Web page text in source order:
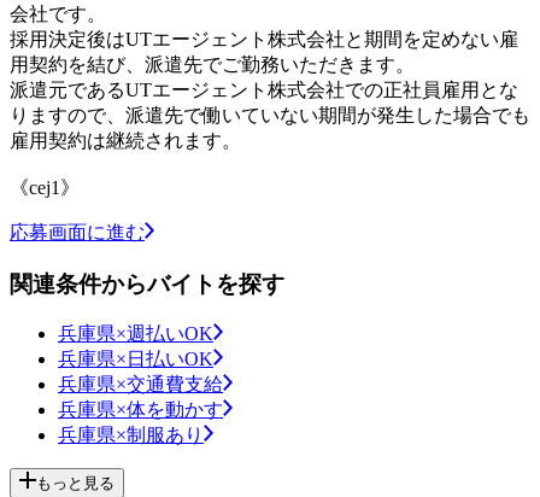
会社です。
採用決定後はUTエージェント株式会社と期間を定めない雇
用契約を結び、派遣先でご勤務いただきます。
派遣元であるUTエージェント株式会社での正社員雇用とな
りますので、派遣先で働いていない期間が発生した場合でも
雇用契約は継続されます。
《cej1》
応募画面に進む
関連条件からバイトを探す
兵庫県×週払いOK
兵庫県×日払いOK
兵庫県×交通費支給
兵庫県×体を動かす
兵庫県×制服あり
もっと見る